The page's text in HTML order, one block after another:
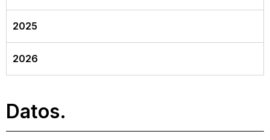
2025
2026
Datos.